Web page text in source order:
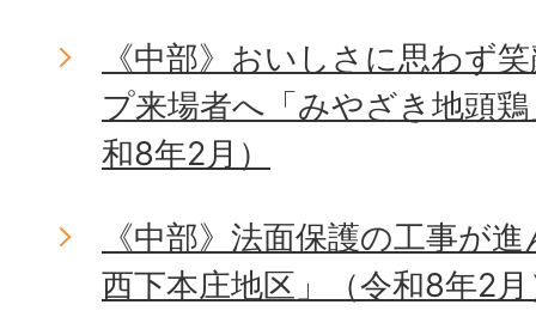
《中部》おいしさに思わず
プ来場者へ「みやざき地頭
和8年2月）
《中部》法面保護の工事が
西下本庄地区」（令和8年2